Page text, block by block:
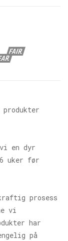
en dyr
uker før
prosess
vi
har
på